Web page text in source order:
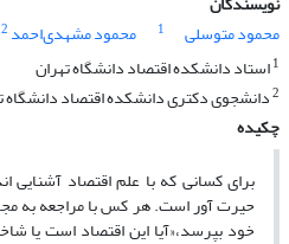
محمود متوسلی
1 محمود مشهدی‌احمد 2
1استاد دانشکده اقتصاد دانشگاه تهران
2دانشجوی دکتری دانشکده اقتصاد دانشگاه
چکیده
برای کسانی که با علم اقتصاد آشنایی
حیرت آور است. هر کس با مراجعه به
خود بپرسد،«آیا این اقتصاد است یا